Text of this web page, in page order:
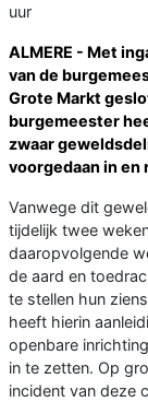
uur
ALMERE - Met
van de
Grote Markt
burgemeester
zwaar
voorgedaan in en
Vanwege dit
tijdelijk twee
daaropvolgende
de aard en
te stellen hun
heeft hierin
openbare
in te zetten. Op
incident van deze